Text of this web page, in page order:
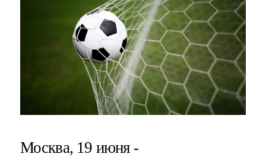
Москва, 19 июня -